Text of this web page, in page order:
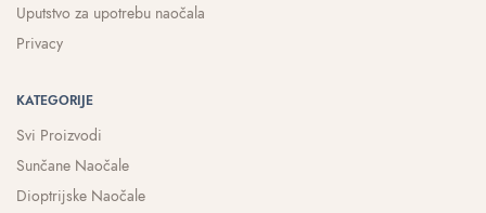
Uputstvo za upotrebu naočala
Privacy
KATEGORIJE
Svi Proizvodi
Sunčane Naočale
Dioptrijske Naočale